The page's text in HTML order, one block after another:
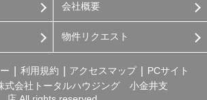
会社概要
物件リクエスト
利用規約 アクセスマップ
PCサイト
式会社トータルハウジング 小金井支